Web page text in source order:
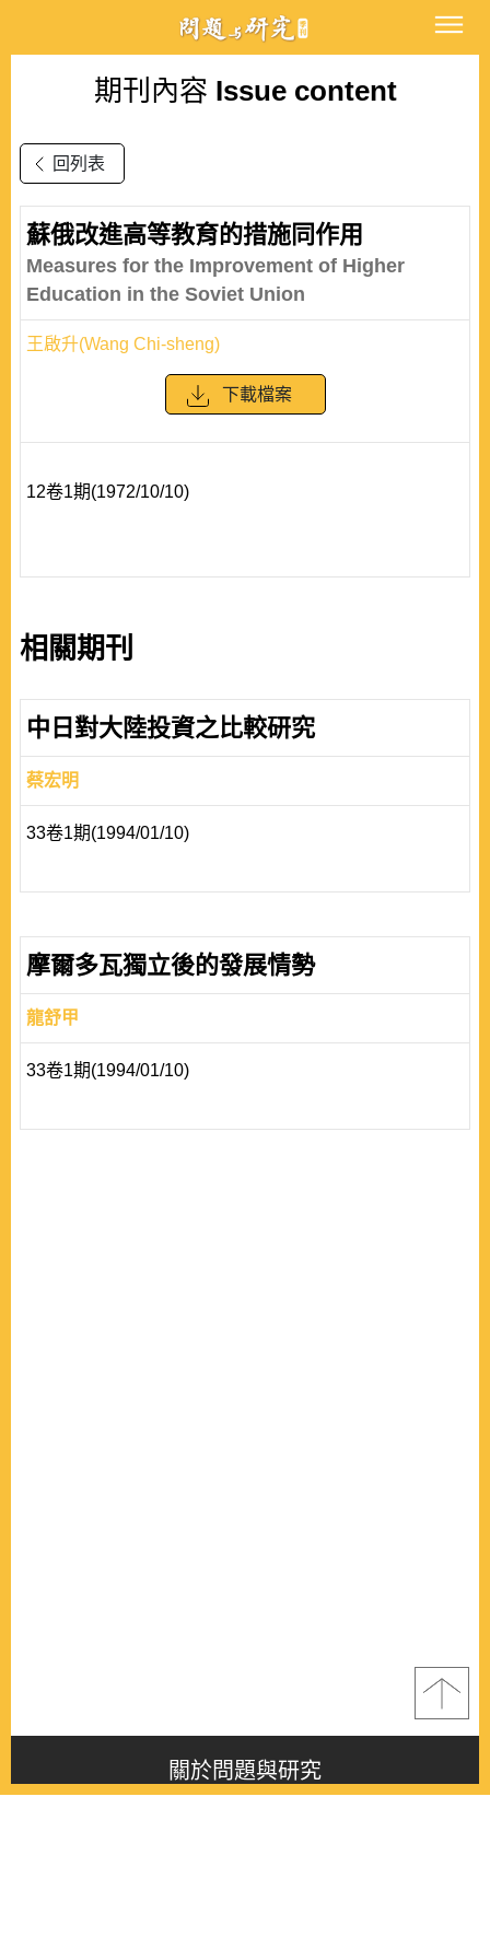
期刊內容 Issue content
回列表
蘇俄改進高等教育的措施同作用
Measures for the Improvement of Higher
Education in the Soviet Union
王啟升(Wang Chi-sheng)
下載檔案
12卷1期(1972/10/10)
相關期刊
中日對大陸投資之比較研究
蔡宏明
33卷1期(1994/01/10)
摩爾多瓦獨立後的發展情勢
龍舒甲
33卷1期(1994/01/10)
關於問題與研究
About this journal